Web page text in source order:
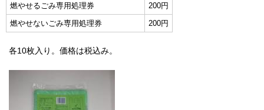
燃やせるごみ専用処理券
200円
燃やせないごみ専用処理券
200円
各10枚入り。価格は税込み。